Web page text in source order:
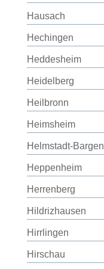
Hausach
Hechingen
Heddesheim
Heidelberg
Heilbronn
Heimsheim
Helmstadt-Bargen
Heppenheim
Herrenberg
Hildrizhausen
Hirrlingen
Hirschau